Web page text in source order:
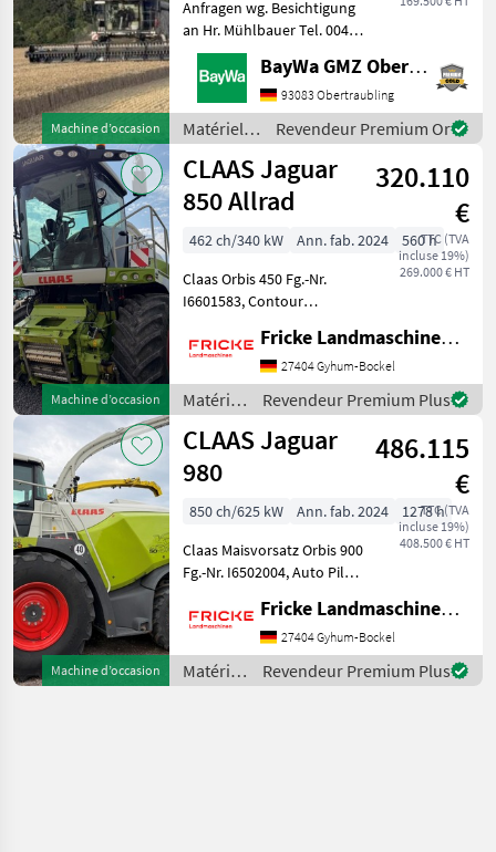
Machine d’occasion
Anfragen wg. Besichtigung
an Hr. Mühlbauer Tel. 0049
151 1610 4033.Rapsmesser,
Ordinateur de bord,
Entraînement
hydrostatique, Toutes
roues motrices, Scie à colza,
Broy
BayWa GMZ Obertraubling
93083 Obertraubling
Matériels
de récolte
agricole /
Fendt
Revendeur Premium Or
Machine d’occasion
CLAAS Jaguar
850 Allrad
320.110
€
TTC (TVA
incluse 19%)
269.000 € HT
462 ch/340 kW Ann. fab. 2024
560 h
Claas Orbis 450 Fg.-Nr.
I6601583, Contour
Transportschutz, 2 Gang
Schaltgetriebe, V Classic 24
Messertrommel, Korn
CRacker M 80/100,
Auswurfkrümmerbe
Fricke Landmaschinen GmbH
27404 Gyhum-Bockel
Matériels
de
récolte
agricole
/ Claas
Revendeur Premium Plus
Machine d’occasion
CLAAS Jaguar
980
486.115
€
TTC (TVA
incluse 19%)
408.500 € HT
850 ch/625 kW Ann. fab. 2024
1278 h
Claas Maisvorsatz Orbis 900
Fg.-Nr. I6502004, Auto Pilot,
automatischer
Transportschutz, Auto
Contour Bodenanpassung,
Gutfluss Premium Line, 2
Fricke Landmaschinen GmbH
27404 Gyhum-Bockel
Matériels
de
Revendeur Premium Plus